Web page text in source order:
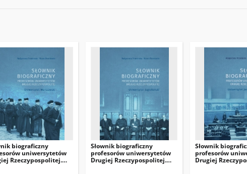
biograficzny
uniwersytetów
Rzeczypospolitej.
Słownik biograficzny
profesorów uniwersytetów
Drugiej Rzeczypospolitej.
Słownik
profesorów
Drugiej